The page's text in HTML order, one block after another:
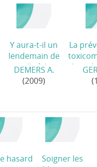
Y aura-t-il un
lendemain de
veille à la
modération?
DEMERS A.
(2009)
La
les
hasard
Soigner les